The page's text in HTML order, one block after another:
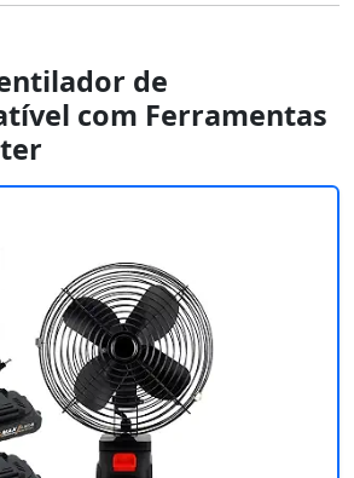
de
com Ferramentas